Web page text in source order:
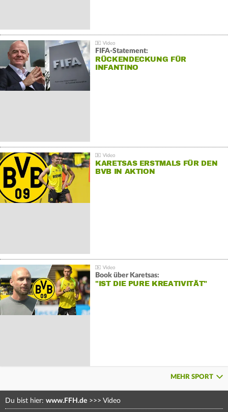
FIFA-Statement:
RÜCKENDECKUNG FÜR
INFANTINO
KARETSAS ERSTMALS FÜR DEN
BVB IN AKTION
Book über Karetsas:
"IST DIE PURE KREATIVITÄT"
MEHR SPORT
Du bist hier: www.FFH.de >>> Video